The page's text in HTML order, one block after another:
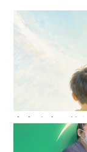
ああるまつり
イサービス】